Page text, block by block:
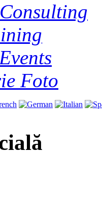
Consulting
Foto